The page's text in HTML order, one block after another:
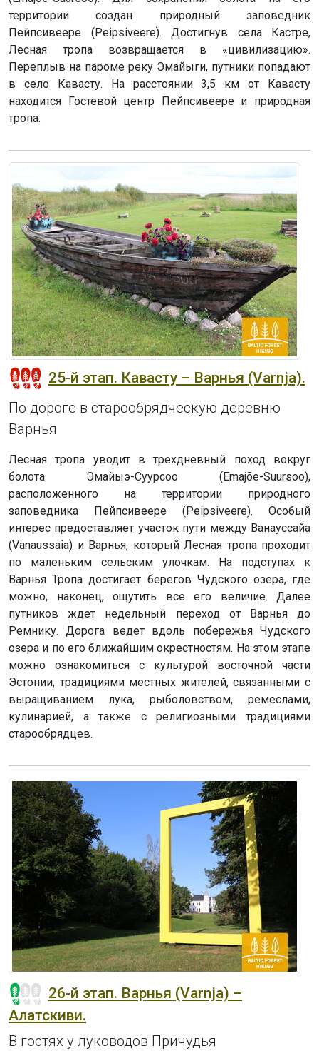
территории создан природный заповедник
Пейпсивеере (Peipsiveere). Достигнув села Кастре,
Лесная тропа возвращается в «цивилизацию».
Переплыв на пароме реку Эмайыги, путники попадают
в село Кавасту. На расстоянии 3,5 км от Кавасту
находится Гостевой центр Пейпсивеере и природная
тропа.
25-й этап. Кавасту – Варнья (Varnja).
По дороге в старообрядческую деревню
Варнья
Лесная тропа уводит в трехдневный поход вокруг
болота Эмайыэ-Суурсоо (Emajõe-Suursoo),
расположенного на территории природного
заповедника Пейпсивеере (Peipsiveere). Особый
интерес предоставляет участок пути между Ванауссайа
(Vanaussaia) и Варнья, который Лесная тропа проходит
по маленьким сельским улочкам. На подступах к
Варнья Тропа достигает берегов Чудского озера, где
можно, наконец, ощутить все его величие. Далее
путников ждет недельный переход от Варнья до
Ремнику. Дорога ведет вдоль побережья Чудского
озера и по его ближайшим окрестностям. На этом этапе
можно ознакомиться с культурой восточной части
Эстонии, традициями местных жителей, связанными с
выращиванием лука, рыболовством, ремеслами,
кулинарией, а также с религиозными традициями
старообрядцев.
26-й этап. Варнья (Varnja) –
Алатскиви.
В гостях у луководов Причудья